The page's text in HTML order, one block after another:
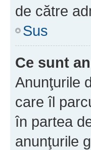
de către
Sus
Ce sunt
Anunţurile
care îl
în partea
anunţurile